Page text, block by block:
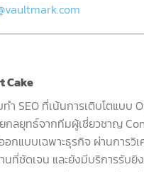
Cake
ทำ SEO ที่เน้นการเติบโตแบบ
กลยุทธ์จากทีมผู้เชี่ยวชาญ
กแบบเฉพาะธุรกิจ ผ่านการวิเ
นที่ชัดเจน และยังมีบริการรับยิ